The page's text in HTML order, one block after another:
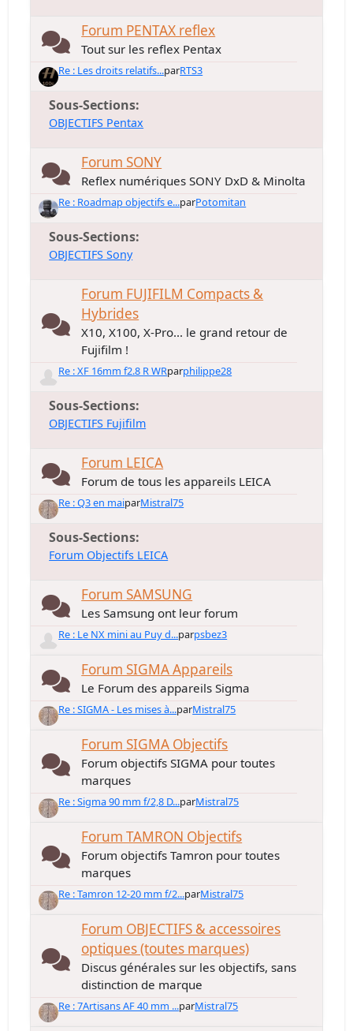
Forum PENTAX reflex
Tout sur les reflex Pentax
Re : Les droits relatifs...parRTS3
Sous-Sections
OBJECTIFS Pentax
Forum SONY
Reflex numériques SONY DxD & Minolta
Re : Roadmap objectifs e...parPotomitan
Sous-Sections
OBJECTIFS Sony
Forum FUJIFILM Compacts &
Hybrides
X10, X100, X-Pro... le grand retour de
Fujifilm !
Re : XF 16mm f2.8 R WRparphilippe28
Sous-Sections
OBJECTIFS Fujifilm
Forum LEICA
Forum de tous les appareils LEICA
Re : Q3 en maiparMistral75
Sous-Sections
Forum Objectifs LEICA
Forum SAMSUNG
Les Samsung ont leur forum
Re : Le NX mini au Puy d...parpsbez3
Forum SIGMA Appareils
Le Forum des appareils Sigma
Re : SIGMA - Les mises à...parMistral75
Forum SIGMA Objectifs
Forum objectifs SIGMA pour toutes
marques
Re : Sigma 90 mm f/2,8 D...parMistral75
Forum TAMRON Objectifs
Forum objectifs Tamron pour toutes
marques
Re : Tamron 12-20 mm f/2...parMistral75
Forum OBJECTIFS & accessoires
optiques (toutes marques)
Discus générales sur les objectifs, sans
distinction de marque
Re : 7Artisans AF 40 mm ...parMistral75